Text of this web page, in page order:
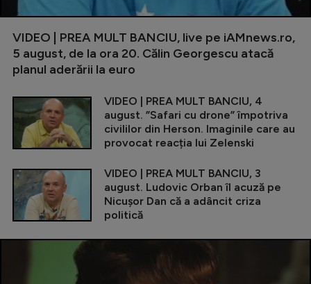
VIDEO | PREA MULT BANCIU, live pe iAMnews.ro,
5 august, de la ora 20. Călin Georgescu atacă
planul aderării la euro
VIDEO | PREA MULT BANCIU, 4
august. ”Safari cu drone” împotriva
civililor din Herson. Imaginile care au
provocat reacția lui Zelenski
VIDEO | PREA MULT BANCIU, 3
august. Ludovic Orban îl acuză pe
Nicușor Dan că a adâncit criza
politică